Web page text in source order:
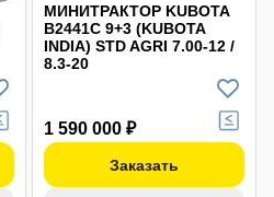
МИНИТРАКТОР KUBOTA
B2441С 9+3 (KUBOTA
INDIA) STD AGRI 7.00-12 /
8.3-20
1 590 000 ₽
Заказать